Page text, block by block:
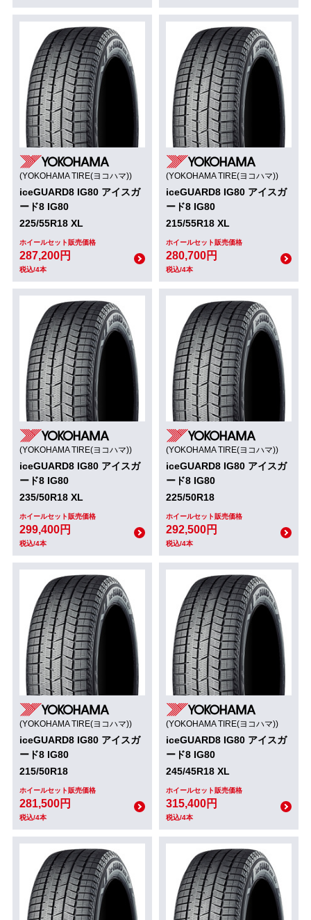
(YOKOHAMA TIRE(ヨコハマ))
iceGUARD8 IG80 アイスガ
ード8 IG80
225/55R18 XL
ホイールセット販売価格
287,200円
税込/4本
(YOKOHAMA TIRE(ヨコハマ))
iceGUARD8 IG80 アイスガ
ード8 IG80
215/55R18 XL
ホイールセット販売価格
280,700円
税込/4本
(YOKOHAMA TIRE(ヨコハマ))
iceGUARD8 IG80 アイスガ
ード8 IG80
235/50R18 XL
ホイールセット販売価格
299,400円
税込/4本
(YOKOHAMA TIRE(ヨコハマ))
iceGUARD8 IG80 アイスガ
ード8 IG80
225/50R18
ホイールセット販売価格
292,500円
税込/4本
(YOKOHAMA TIRE(ヨコハマ))
iceGUARD8 IG80 アイスガ
ード8 IG80
215/50R18
ホイールセット販売価格
281,500円
税込/4本
(YOKOHAMA TIRE(ヨコハマ))
iceGUARD8 IG80 アイスガ
ード8 IG80
245/45R18 XL
ホイールセット販売価格
315,400円
税込/4本